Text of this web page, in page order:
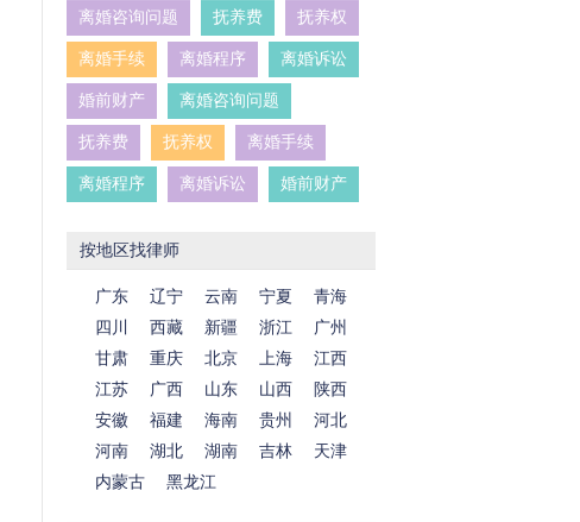
离婚咨询问题 抚养费 抚养权
离婚手续 离婚程序 离婚诉讼
婚前财产 离婚咨询问题
抚养费 抚养权 离婚手续
离婚程序 离婚诉讼 婚前财产
按地区找律师
广东 辽宁 云南 宁夏
青海
四川
西藏 新疆 浙江
广州
甘肃
重庆 北京 上海
江西
江苏
广西 山东 山西
陕西
安徽
福建 海南 贵州
河北
河南
湖北 湖南 吉林
天津
内蒙古
黑龙江